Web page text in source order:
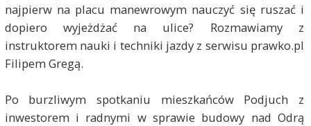
najpierw na placu manewrowym nauczyć się ruszać i
dopiero wyjeżdżać na ulice? Rozmawiamy z
instruktorem nauki i techniki jazdy z serwisu prawko.pl
Filipem Gregą.
Po burzliwym spotkaniu mieszkańców Podjuch z
inwestorem i radnymi w sprawie budowy nad Odrą